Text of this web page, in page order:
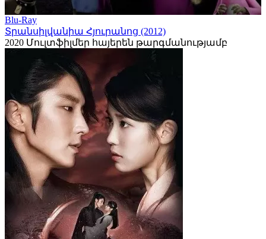
Blu-Ray
Տրանսիլվանիա Հյուրանոց (2012)
2020 Մուլտֆիլմեր հայերեն թարգմանությամբ